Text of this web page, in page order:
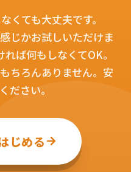
くても大丈夫です。
じかお試しいただけま
ば何もしなくてOK。
ちろんありません。安
ださい。
じめる